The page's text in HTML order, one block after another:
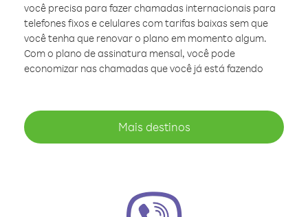
você precisa para fazer chamadas internacionais para
telefones fixos e celulares com tarifas baixas sem que
você tenha que renovar o plano em momento algum.
Com o plano de assinatura mensal, você pode
economizar nas chamadas que você já está fazendo
Mais destinos